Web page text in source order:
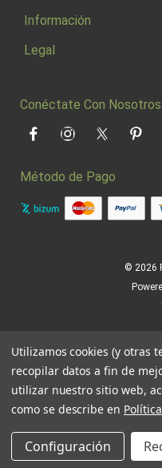
Información
Legal
Conéctate Con Nosotros
FacebookInstagramTwitter
Método de Pago
© 2026
Utilizamos cookies (y otras
recopilar datos a fin de
utilizar nuestro sitio web,
como se describe en
Configuración